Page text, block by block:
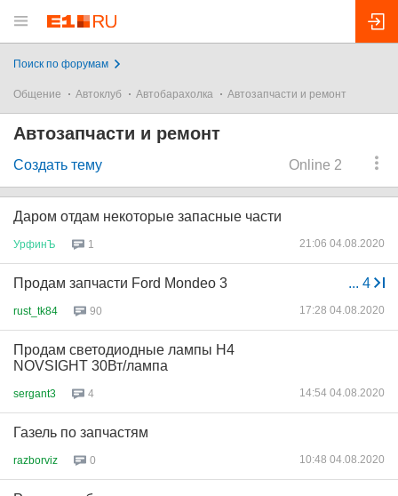
Поиск по форумам
Общение Автоклуб Автобарахолка Автозапчасти и ремонт
Автозапчасти и ремонт
Online 2
Создать тему
Даром отдам некоторые запасные части
УрфинЪ 1 21:06 04.08.2020
... 4
Продам запчасти Ford Mondeo 3
rust_tk84 90 17:28 04.08.2020
Продам светодиодные лампы Н4
NOVSIGHT 30Вт/лампа
sergant3 4 14:54 04.08.2020
Газель по запчастям
razborviz 0 10:48 04.08.2020